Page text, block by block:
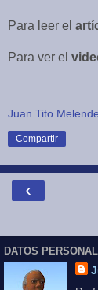
Para leer el
Para ver el
Juan Tito
Compartir
‹
DATOS